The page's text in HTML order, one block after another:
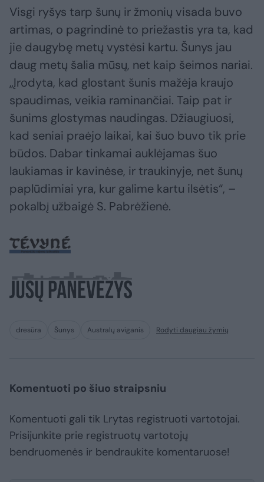
Visgi ryšys tarp šunų ir žmonių visada buvo
artimas, o pagrindinė to priežastis yra ta, kad
jie daugybę metų vystėsi kartu. Šunys jau
daug metų šalia mūsų, net kaip šeimos nariai.
„Įrodyta, kad glostant šunis mažėja kraujo
spaudimas, veikia raminančiai. Taip pat ir
šunims glostymas naudingas. Džiaugiuosi,
kad seniai praėjo laikai, kai šuo buvo tik prie
būdos. Dabar tinkamai auklėjamas šuo
laukiamas ir kavinėse, ir traukinyje, net šunų
paplūdimiai yra, kur galime kartu ilsėtis“, –
pokalbį užbaigė S. Pabrėžienė.
dresūra Šunys Australų aviganis Rodyti daugiau žymių
Komentuoti po šiuo straipsniu
Komentuoti gali tik Lrytas registruoti vartotojai.
Prisijunkite prie registruotų vartotojų
bendruomenės ir bendraukite komentaruose!